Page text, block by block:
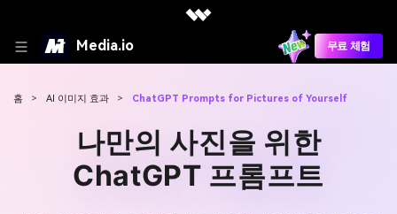
Media.io 무료 체험
홈 > AI 이미지 효과 > ChatGPT Prompts for Pictures of Yourself
나만의 사진을 위한
ChatGPT 프롬프트